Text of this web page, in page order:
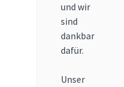
und wir
sind
dankbar
dafür.
Unser